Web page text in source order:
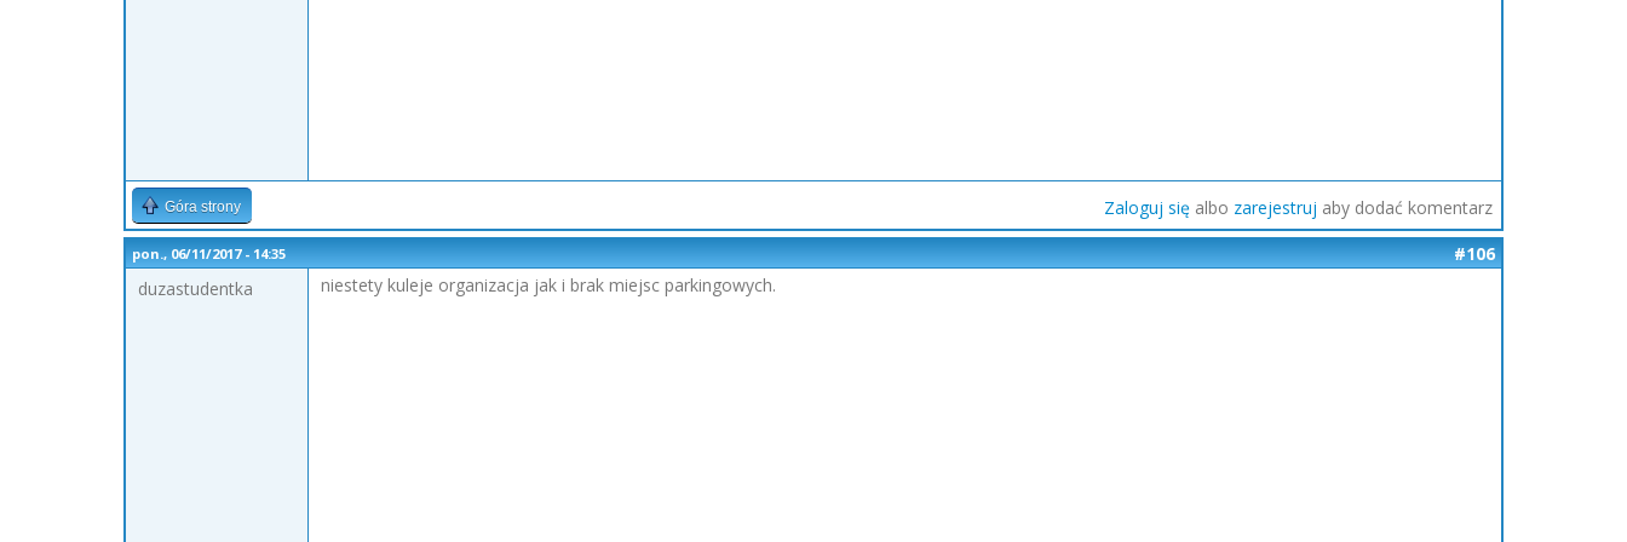
Góra strony Zaloguj się albo zarejestruj aby dodać komentarz
pon., 06/11/2017 - 14:35
#106
duzastudentka
niestety kuleje organizacja jak i brak miejsc parkingowych.